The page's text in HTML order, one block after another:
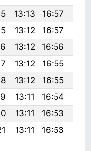
13:13 16:57
13:12 16:57
13:12 16:56
13:12 16:55
13:12 16:55
13:11 16:54
13:11 16:53
13:11 16:53